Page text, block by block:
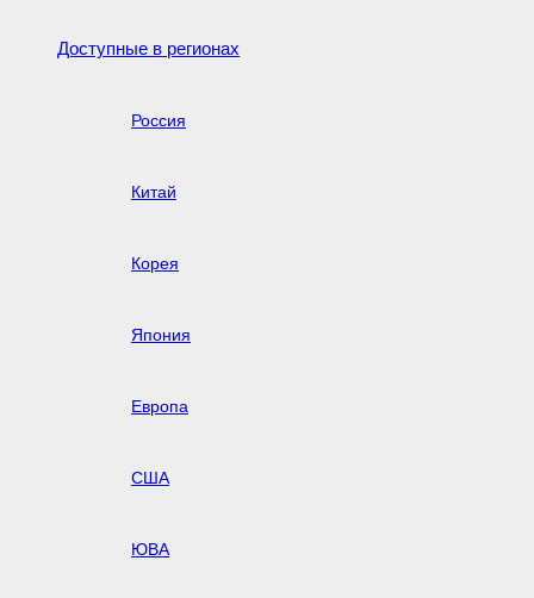
Доступные в регионах
Россия
Китай
Корея
Япония
Европа
США
ЮВА